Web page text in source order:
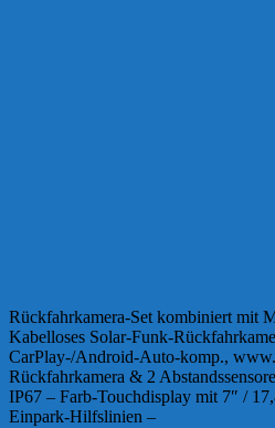
Rückfahrkamera-Set kombiniert mit
Kabelloses Solar-Funk-
CarPlay-/Android-Auto-komp.,
Rückfahrkamera & 2
IP67 – Farb-Touchdisplay mit 7″ /
Einpark-Hilfslinien –